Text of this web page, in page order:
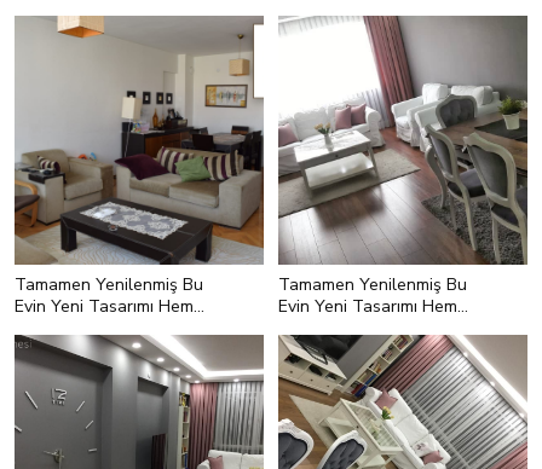
Tamamen Yenilenmiş Bu
Evin Yeni Tasarımı Hem
Tamamen Yenilenmiş Bu
Evin Yeni Tasarımı Hem
<p>Koltuklar, orta sehpa ve tv
ünitesi Ikea'dan.&nbsp;</p>